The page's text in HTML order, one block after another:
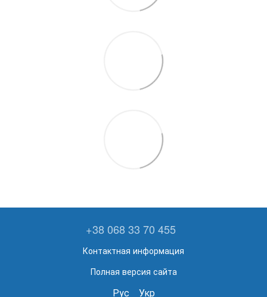
+38 068 33 70 455
Контактная информация
Полная версия сайта
Рус Укр